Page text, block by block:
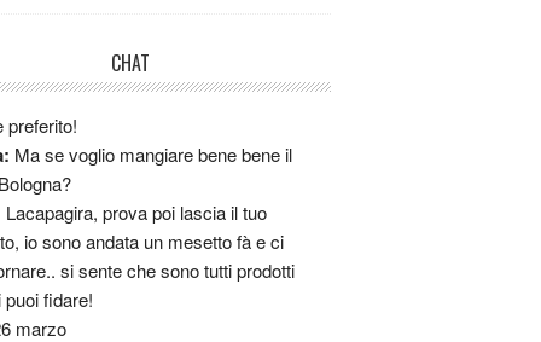
CHAT
andateci, sarà per sempre il mio
preferito!
Ma se voglio mangiare bene bene il
Lacapagira, prova poi lascia il tuo
io sono andata un mesetto fà e ci
si sente che sono tutti prodotti
fidare!
marzo